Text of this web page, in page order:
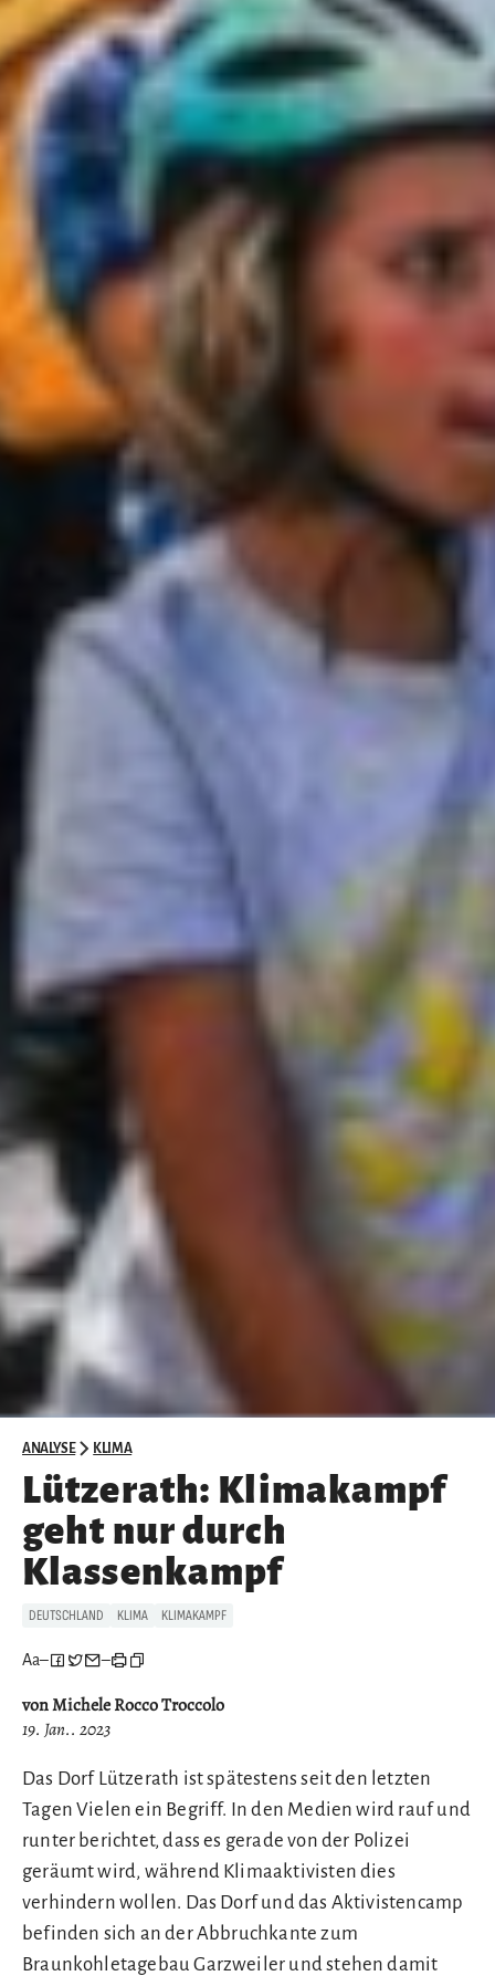
ANALYSE KLIMA
Lützerath: Klimakampf
geht nur durch
Klassenkampf
DEUTSCHLAND KLIMA KLIMAKAMPF
Aa– –
von Michele Rocco Troccolo
19. Jan.. 2023
Das Dorf Lützerath ist spätestens seit den letzten
Tagen Vielen ein Begriff. In den Medien wird rauf und
runter berichtet, dass es gerade von der Polizei
geräumt wird, während Klimaaktivisten dies
verhindern wollen. Das Dorf und das Aktivistencamp
befinden sich an der Abbruchkante zum
Braunkohletagebau Garzweiler und stehen damit